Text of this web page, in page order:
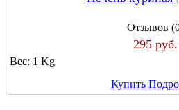
Отзывов
295 руб.
Вес: 1 Kg
Купить